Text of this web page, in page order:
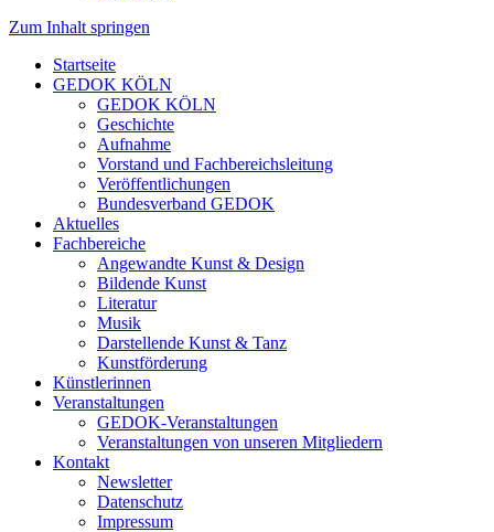
Zum Inhalt springen
Startseite
GEDOK KÖLN
GEDOK KÖLN
Geschichte
Aufnahme
Vorstand und Fachbereichsleitung
Veröffentlichungen
Bundesverband GEDOK
Aktuelles
Fachbereiche
Angewandte Kunst & Design
Bildende Kunst
Literatur
Musik
Darstellende Kunst & Tanz
Kunstförderung
Künstlerinnen
Veranstaltungen
GEDOK-Veranstaltungen
Veranstaltungen von unseren Mitgliedern
Kontakt
Newsletter
Datenschutz
Impressum